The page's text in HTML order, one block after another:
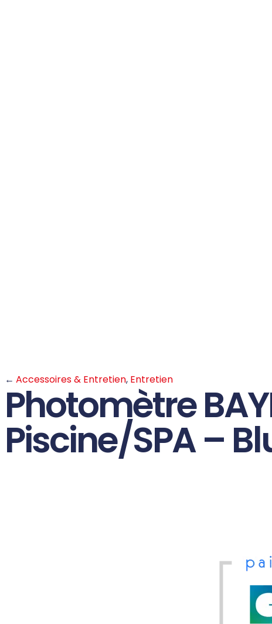
← Accessoires & Entretien, Entretien
Photomètre
Piscine/SPA –